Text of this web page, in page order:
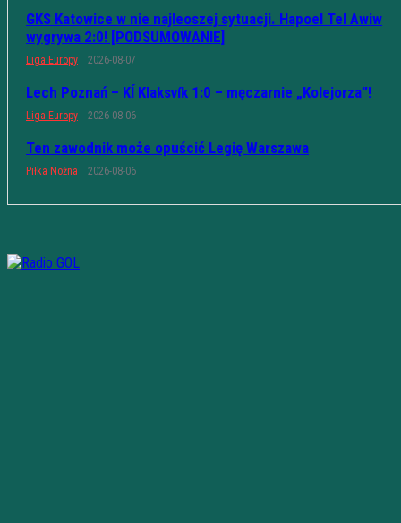
GKS Katowice w nie najleoszej sytuacji. Hapoel Tel Awiw
wygrywa 2:0! [PODSUMOWANIE]
Liga Europy 2026-08-07
Lech Poznań – KÍ Klaksvík 1:0 – męczarnie „Kolejorza”!
Liga Europy 2026-08-06
Ten zawodnik może opuścić Legię Warszawa
Piłka Nożna 2026-08-06